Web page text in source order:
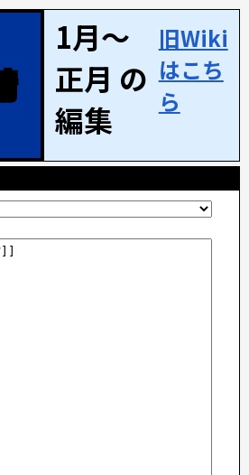
1月～
正月 の
編集
旧Wiki
はこち
ら